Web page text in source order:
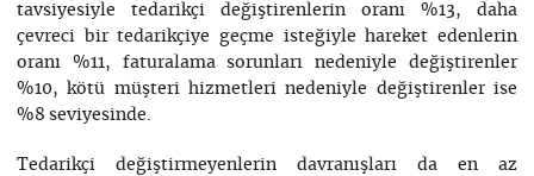
tavsiyesiyle tedarikçi değiştirenlerin oranı %13, daha
çevreci bir tedarikçiye geçme isteğiyle hareket edenlerin
oranı %11, faturalama sorunları nedeniyle değiştirenler
%10, kötü müşteri hizmetleri nedeniyle değiştirenler ise
%8 seviyesinde.
Tedarikçi değiştirmeyenlerin davranışları da en az